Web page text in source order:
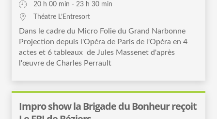
20 h 00 min - 23 h 30 min
Théatre L’Entresort
Dans le cadre du Micro Folie du Grand Narbonne
Projection depuis l'Opéra de Paris de l'Opéra en 4
actes et 6 tableaux de Jules Massenet d'après
l'œuvre de Charles Perrault
Impro show la Brigade du Bonheur reçoit